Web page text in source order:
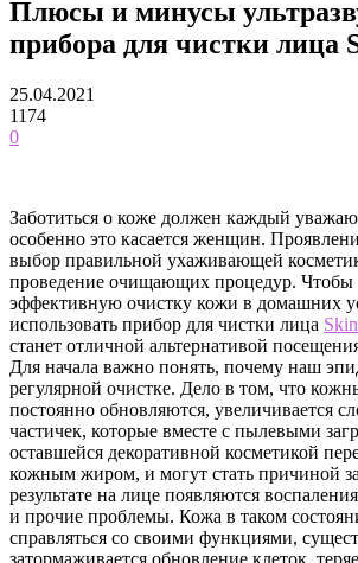
Плюсы и минусы
прибора для чистки лица
25.04.2021
1174
0
Заботиться о коже должен каждый
особенно это касается женщин.
выбор правильной ухаживающей
проведение очищающих процедур. Чтобы
эффективную очистку кожи в домашних
использовать прибор для чистки лица
станет отличной альтернативой
Для начала важно понять, почему наш
регулярной очистке. Дело в том, что
постоянно обновляются, увеличивается
частичек, которые вместе с пылевыми
оставшейся декоративной косметикой
кожным жиром, и могут стать причиной
результате на лице появляются
и прочие проблемы. Кожа в таком
справляться со своими функциями,
затормаживается обновление клеток,